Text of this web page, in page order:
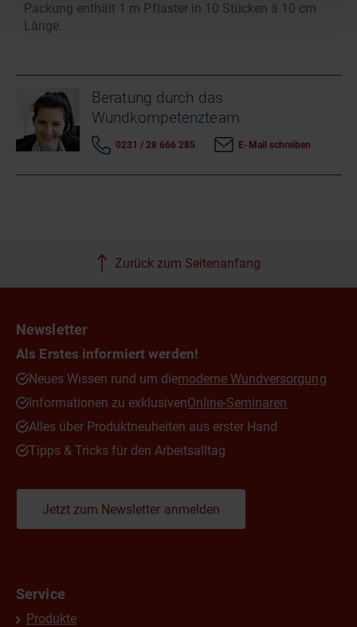
Packung enthält 1 m Pflaster in 10 Stücken à 10 cm
Länge.
Beratung durch das
Wundkompetenzteam
0231 / 28 666 285 E-Mail schreiben
Zurück zum Seitenanfang
Newsletter
Als Erstes informiert werden!
Neues Wissen rund um diemoderne Wundversorgung
Informationen zu exklusivenOnline-Seminaren
Alles über Produktneuheiten aus erster Hand
Tipps & Tricks für den Arbeitsalltag
Jetzt zum Newsletter anmelden
Service
Produkte